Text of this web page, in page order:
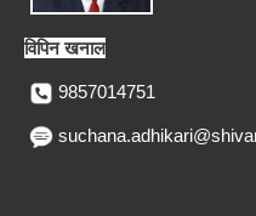
विपिन खनाल
9857014751